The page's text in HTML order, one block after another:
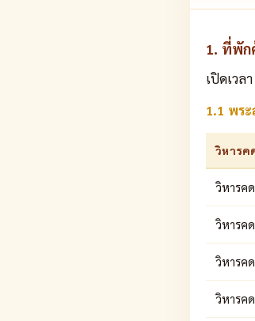
1. ที่พัก
เปิดเวล
1.1 พร
วิหารค
วิหารค
วิหารค
วิหารค
วิหารค